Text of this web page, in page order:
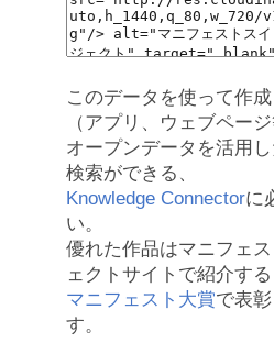
このデータを使って作
（アプリ、ウェブページ
オープンデータを活用
検索ができる、
Knowledge Connectorに
い。
優れた作品はマニフェ
ェクトサイトで紹介する
マニフェスト大賞で表
す。